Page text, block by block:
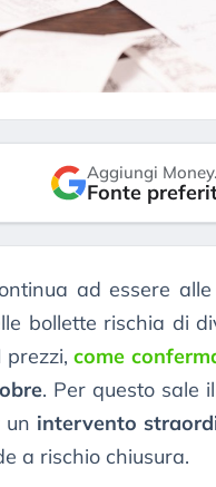
Aggiungi
Fonte
ad essere
bollette rischia di
prezzi,come
. Per questo sale il
un intervento
a rischio chiusura.
estreme alla
Cosa sta guidando il
asset?
segni di stanchezza